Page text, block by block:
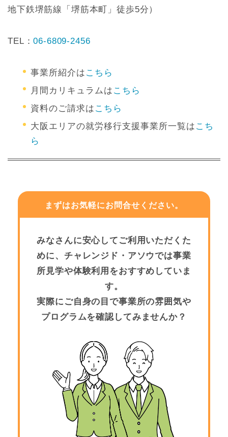
地下鉄堺筋線「堺筋本町」徒歩5分）
TEL：06-6809-2456
事業所紹介は こちら
月間カリキュラムは こちら
資料のご請求は こちら
大阪エリアの就労移行支援事業所一覧は こち
ら
まずはお気軽にお問合せください。
みなさんに安心してご利用いただくた
めに、チャレンジド・アソウでは事業
所見学や体験利用をおすすめしていま
す。
実際にご自身の目で事業所の雰囲気や
プログラムを確認してみませんか？